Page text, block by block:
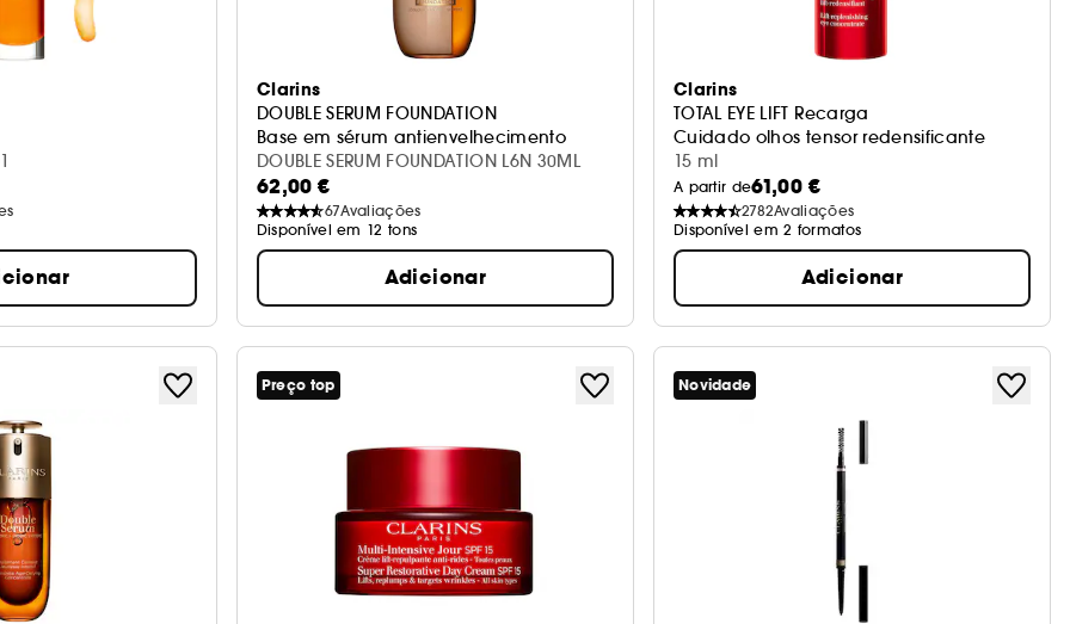
Clarins
DOUBLE SERUM FOUNDATION
Base em sérum antienvelhecimento
DOUBLE SERUM FOUNDATION L6N 30ML
62,00 €
67Avaliações
Disponível em 12 tons
Adicionar
Clarins
TOTAL EYE LIFT Recarga
Cuidado olhos tensor redensificante
15 ml
A partir de61,00 €
2782Avaliações
Disponível em 2 formatos
Adicionar
Preço top Novidade